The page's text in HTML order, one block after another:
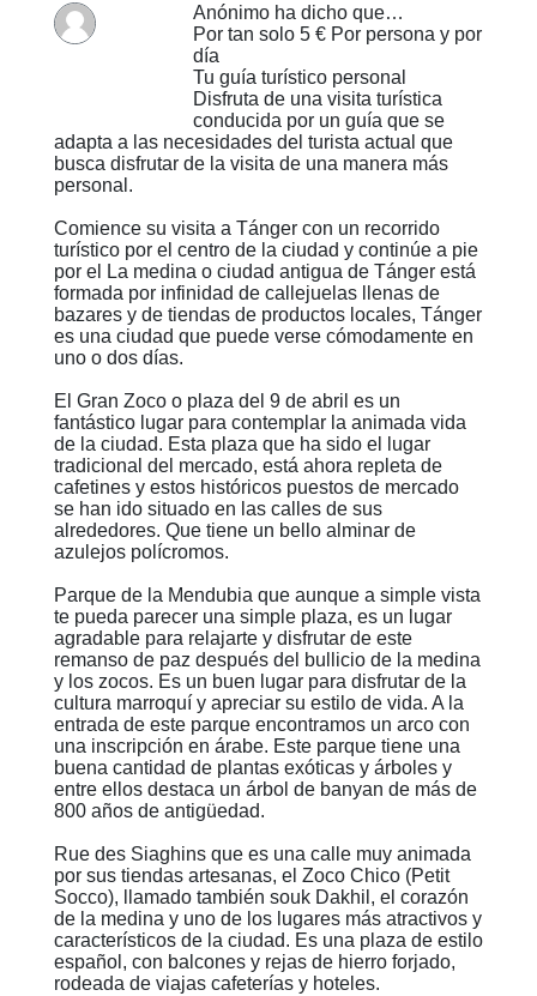
Anónimo ha dicho que…
Por tan solo 5 € Por persona y por
día
Tu guía turístico personal
Disfruta de una visita turística
conducida por un guía que se
adapta a las necesidades del turista actual que
busca disfrutar de la visita de una manera más
personal.
Comience su visita a Tánger con un recorrido
turístico por el centro de la ciudad y continúe a pie
por el La medina o ciudad antigua de Tánger está
formada por infinidad de callejuelas llenas de
bazares y de tiendas de productos locales, Tánger
es una ciudad que puede verse cómodamente en
uno o dos días.
El Gran Zoco o plaza del 9 de abril es un
fantástico lugar para contemplar la animada vida
de la ciudad. Esta plaza que ha sido el lugar
tradicional del mercado, está ahora repleta de
cafetines y estos históricos puestos de mercado
se han ido situado en las calles de sus
alrededores. Que tiene un bello alminar de
azulejos polícromos.
Parque de la Mendubia que aunque a simple vista
te pueda parecer una simple plaza, es un lugar
agradable para relajarte y disfrutar de este
remanso de paz después del bullicio de la medina
y los zocos. Es un buen lugar para disfrutar de la
cultura marroquí y apreciar su estilo de vida. A la
entrada de este parque encontramos un arco con
una inscripción en árabe. Este parque tiene una
buena cantidad de plantas exóticas y árboles y
entre ellos destaca un árbol de banyan de más de
800 años de antigüedad.
Rue des Siaghins que es una calle muy animada
por sus tiendas artesanas, el Zoco Chico (Petit
Socco), llamado también souk Dakhil, el corazón
de la medina y uno de los lugares más atractivos y
característicos de la ciudad. Es una plaza de estilo
español, con balcones y rejas de hierro forjado,
rodeada de viajas cafeterías y hoteles.